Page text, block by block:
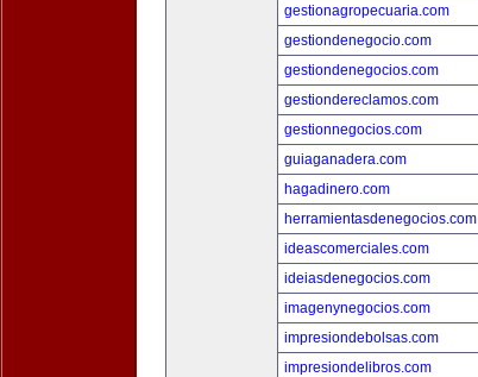
gestionagropecuaria.com
gestiondenegocio.com
gestiondenegocios.com
gestiondereclamos.com
gestionnegocios.com
guiaganadera.com
hagadinero.com
herramientasdenegocios.com
ideascomerciales.com
ideiasdenegocios.com
imagenynegocios.com
impresiondebolsas.com
impresiondelibros.com